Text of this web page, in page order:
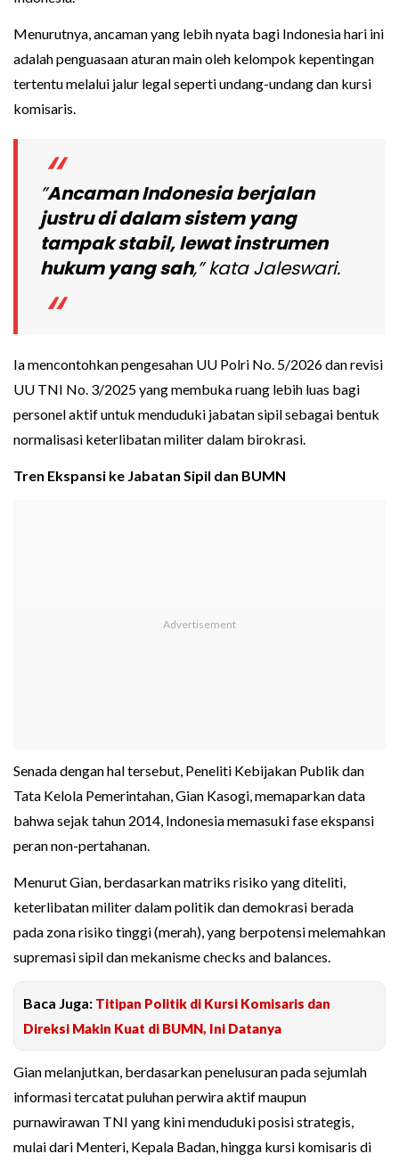
Menurutnya, ancaman yang lebih nyata bagi Indonesia hari ini
adalah penguasaan aturan main oleh kelompok kepentingan
tertentu melalui jalur legal seperti undang-undang dan kursi
komisaris.
”Ancaman Indonesia berjalan
justru di dalam sistem yang
tampak stabil, lewat instrumen
hukum yang sah,” kata Jaleswari.
Ia mencontohkan pengesahan UU Polri No. 5/2026 dan revisi
UU TNI No. 3/2025 yang membuka ruang lebih luas bagi
personel aktif untuk menduduki jabatan sipil sebagai bentuk
normalisasi keterlibatan militer dalam birokrasi.
Tren Ekspansi ke Jabatan Sipil dan BUMN
Senada dengan hal tersebut, Peneliti Kebijakan Publik dan
Tata Kelola Pemerintahan, Gian Kasogi, memaparkan data
bahwa sejak tahun 2014, Indonesia memasuki fase ekspansi
peran non-pertahanan.
Menurut Gian, berdasarkan matriks risiko yang diteliti,
keterlibatan militer dalam politik dan demokrasi berada
pada zona risiko tinggi (merah), yang berpotensi melemahkan
supremasi sipil dan mekanisme checks and balances.
Baca Juga: Titipan Politik di Kursi Komisaris dan
Direksi Makin Kuat di BUMN, Ini Datanya
Gian melanjutkan, berdasarkan penelusuran pada sejumlah
informasi tercatat puluhan perwira aktif maupun
purnawirawan TNI yang kini menduduki posisi strategis,
mulai dari Menteri, Kepala Badan, hingga kursi komisaris di